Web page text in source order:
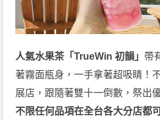
人氣水果茶「TrueWin 初韻」 帶
著霧面瓶身，一手拿著超吸睛！
展店，跟隨著雙十一倒數，祭出
不限任何品項在全台各大分店都